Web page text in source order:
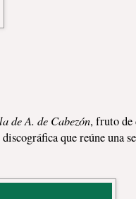
de A. de Cabezón, fruto de
que reúne una